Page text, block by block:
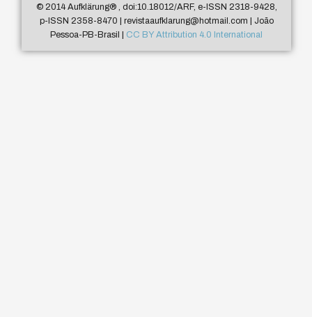
© 2014 Aufklärung®, doi:10.18012/ARF, e-ISSN 2318-9428,
p-ISSN 2358-8470 | revistaaufklarung@hotmail.com | João
Pessoa-PB-Brasil | CC BY Attribution 4.0 International